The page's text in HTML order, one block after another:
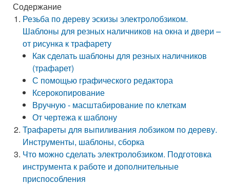
Содержание
Резьба по дереву эскизы электролобзиком.
Шаблоны для резных наличников на окна и двери –
от рисунка к трафарету
Как сделать шаблоны для резных наличников
(трафарет)
С помощью графического редактора
Ксерокопирование
Вручную - масштабирование по клеткам
От чертежа к шаблону
Трафареты для выпиливания лобзиком по дереву.
Инструменты, шаблоны, сборка
Что можно сделать электролобзиком. Подготовка
инструмента к работе и дополнительные
приспособления